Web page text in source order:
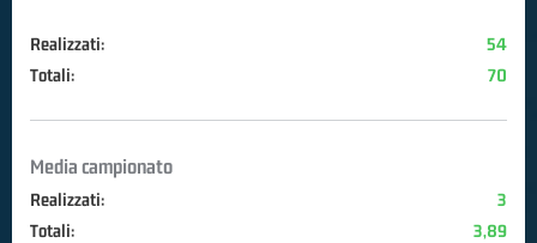
Realizzati:
54
Totali:
70
Media campionato
Realizzati:
3
Totali:
3,89